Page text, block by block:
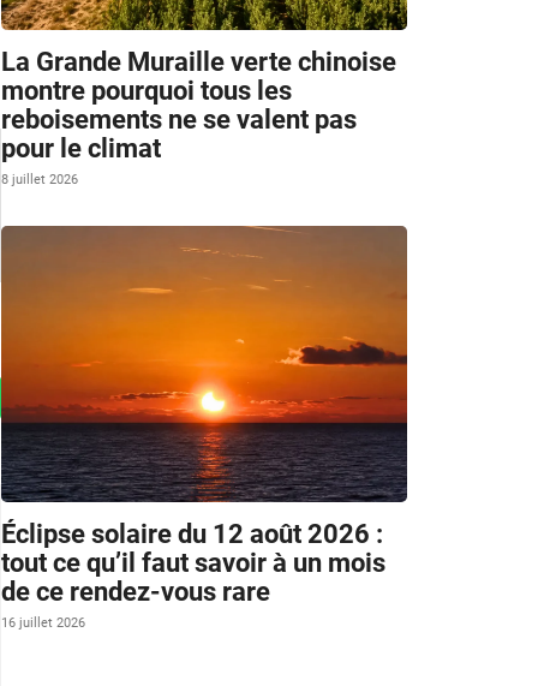
La Grande Muraille verte chinoise
montre pourquoi tous les
reboisements ne se valent pas
pour le climat
8 juillet 2026
Éclipse solaire du 12 août 2026 :
tout ce qu’il faut savoir à un mois
de ce rendez-vous rare
16 juillet 2026